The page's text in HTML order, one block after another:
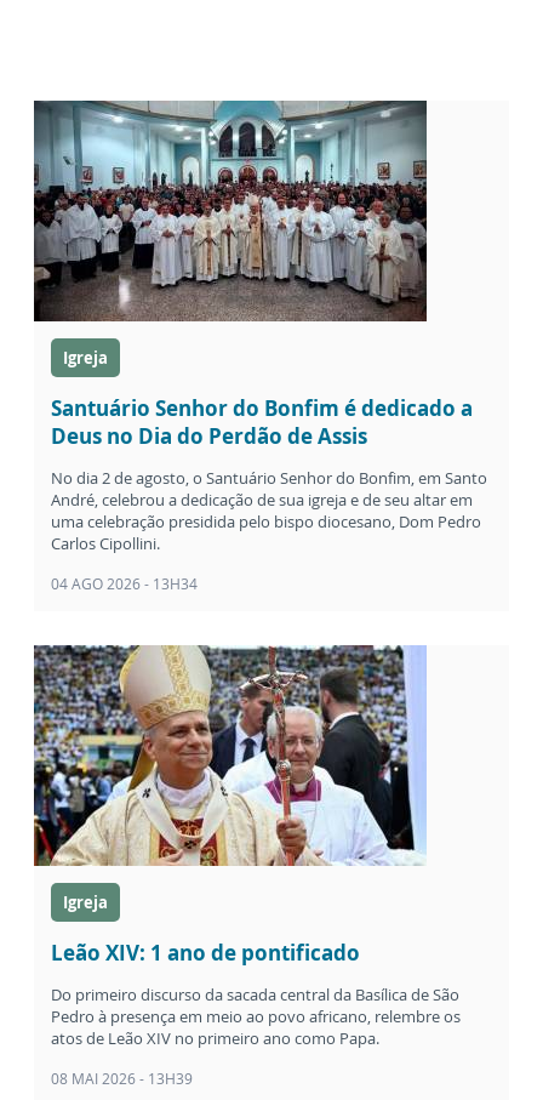
Igreja
Santuário Senhor do Bonfim é dedicado a
Deus no Dia do Perdão de Assis
No dia 2 de agosto, o Santuário Senhor do Bonfim, em Santo
André, celebrou a dedicação de sua igreja e de seu altar em
uma celebração presidida pelo bispo diocesano, Dom Pedro
Carlos Cipollini.
04 AGO 2026 - 13H34
Igreja
Leão XIV: 1 ano de pontificado
Do primeiro discurso da sacada central da Basílica de São
Pedro à presença em meio ao povo africano, relembre os
atos de Leão XIV no primeiro ano como Papa.
08 MAI 2026 - 13H39